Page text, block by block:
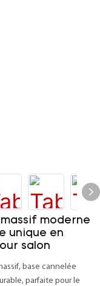
moderne
unique en
salon
base cannelée
parfaite pour le